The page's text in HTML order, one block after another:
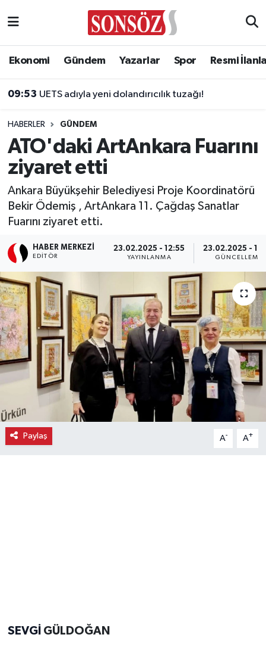
Ekonomi Gündem Yazarlar Spor Resmi
09:53 UETS adıyla yeni dolandırıcılık tuzağı!
HABERLER GÜNDEM
ATO'daki ArtAnkara Fuarını
ziyaret etti
Ankara Büyükşehir Belediyesi Proje Koordinatörü
Bekir Ödemiş , ArtAnkara 11. Çağdaş Sanatlar
Fuarını ziyaret etti.
HABER MERKEZI
EDITÖR
23.02.2025 - 12:55
YAYINLANMA
23.02.2025 -
GÜNCELLEME
Paylaş A- A+
SEVGİ GÜLDOĞAN
Asayiş
Biyografi
Çevre
Diğer
Dünya
Eğitim
Ekonomi
Eleman
Emlak
Gündem
Haber
Sağlık
Ankara Nöbetçi Eczaneler
Ankara Trafik Yoğunluk Haritası
Süper Lig Puan Durumu ve Fikstür
Tüm Manşetler
Son Dakika Haberleri
Haber Arşivi